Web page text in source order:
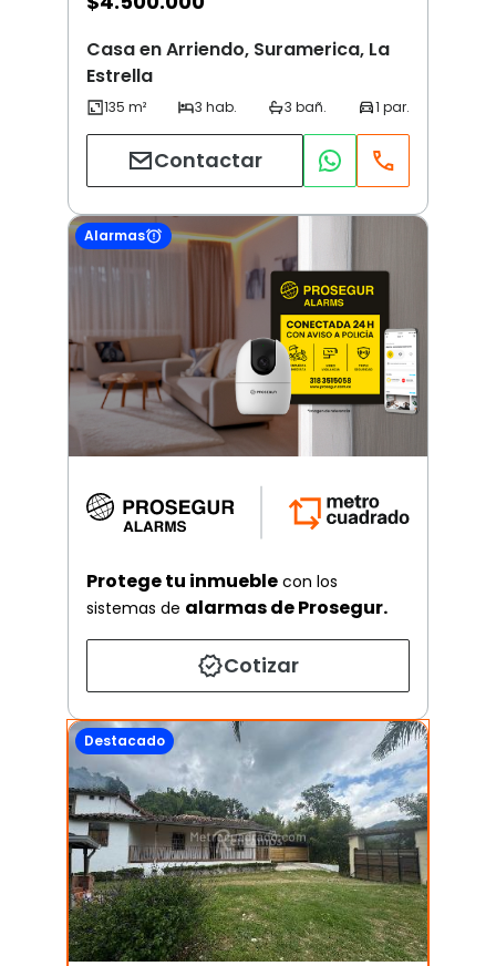
Casa en Arriendo, Suramerica, La
Estrella
Contactar
Alarmas
Protege tu inmueble con los
sistemas de alarmas de Prosegur.
Cotizar
Destacado